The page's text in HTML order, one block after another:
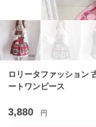
ロリータファッション
ートワンピース
3,880 円